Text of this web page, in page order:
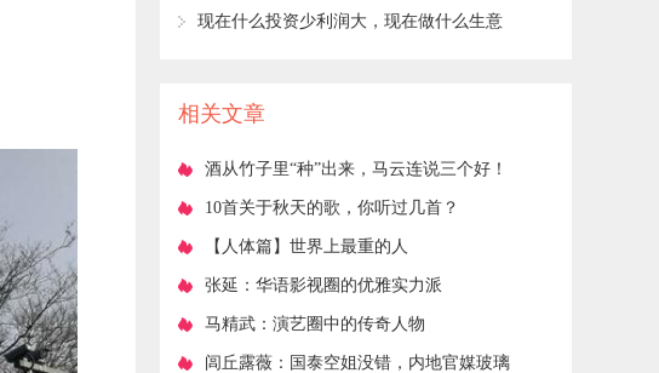
作用
​现在什么投资少利润大，现在做什么生意
相关文章
​酒从竹子里“种”出来，马云连说三个好！
​10首关于秋天的歌，你听过几首？
​【人体篇】世界上最重的人
​张延：华语影视圈的优雅实力派
​马精武：演艺圈中的传奇人物
​闾丘露薇：国泰空姐没错，内地官媒玻璃